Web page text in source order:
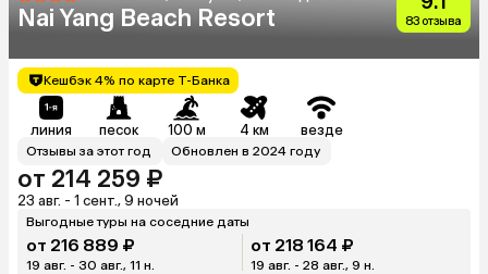
Nai Yang Beach Resort 83 отзыва
Кешбэк 4% по карте Т-Банка
линия песок 100 м 4 км везде
Отзывы за этот год Обновлен в 2024 году
от 214 259 ₽
23 авг. - 1 сент., 9 ночей
Выгодные туры на соседние даты
от 216 889 ₽
19 авг. - 30 авг., 11 н.
от 218 164 ₽
19 авг. - 28 авг., 9 н.